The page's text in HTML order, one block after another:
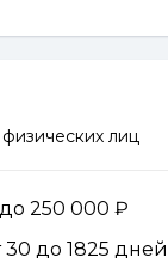
лиц
250 000
30 до 1825 дней